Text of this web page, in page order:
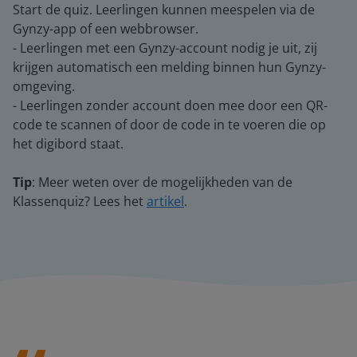
Start de quiz. Leerlingen kunnen meespelen via de
Gynzy-app of een webbrowser.
- Leerlingen met een Gynzy-account nodig je uit, zij
krijgen automatisch een melding binnen hun Gynzy-
omgeving.
- Leerlingen zonder account doen mee door een QR-
code te scannen of door de code in te voeren die op
het digibord staat.
Tip: Meer weten over de mogelijkheden van de
Klassenquiz? Lees het artikel.